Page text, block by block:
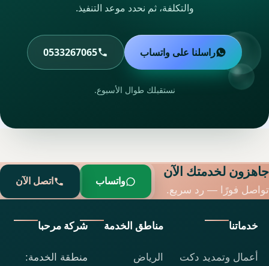
والتكلفة، ثم نحدد موعد التنفيذ.
راسلنا على واتساب 0533267065
نستقبلك طوال الأسبوع.
جاهزون لخدمتك الآن
تواصل فورًا — رد سريع.
واتساب اتصل الآن
خدماتنا
أعمال وتمديد دكت
مناطق الخدمة
الرياض
شركة مرحبا
منطقة الخدمة: